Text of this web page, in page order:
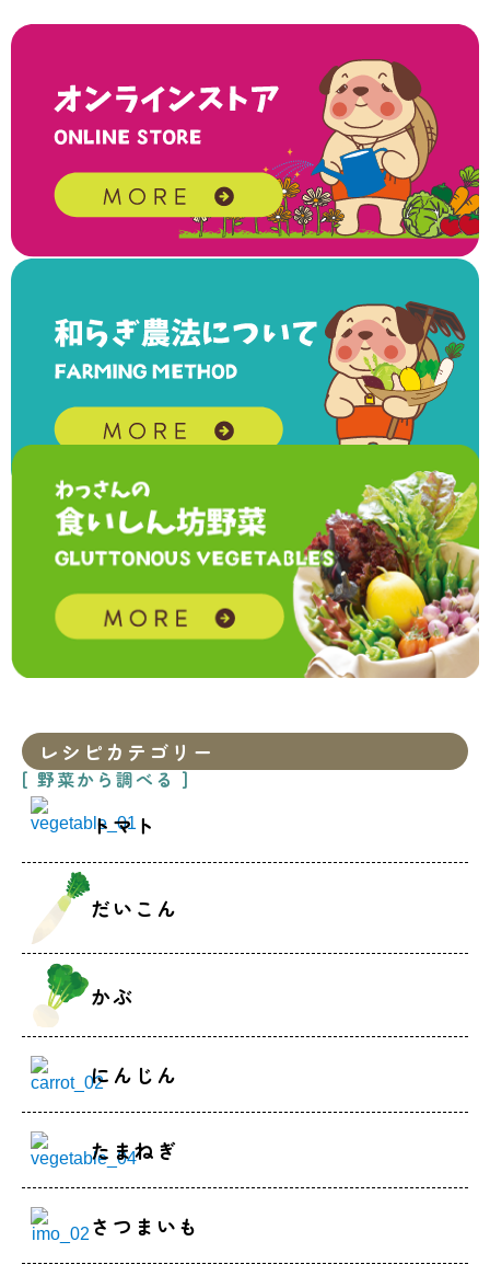
レシピカテゴリー
[ 野菜から調べる ]
トマト
だいこん
かぶ
にんじん
たまねぎ
さつまいも